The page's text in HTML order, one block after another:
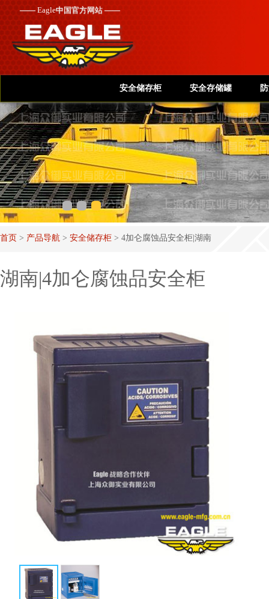
——Eagle中国官方网站 ——
安全储存柜 安全存储罐
首页 > 产品导航 > 安全储存柜 > 4加仑腐蚀品安全柜|湖南
湖南|4加仑腐蚀品安全柜